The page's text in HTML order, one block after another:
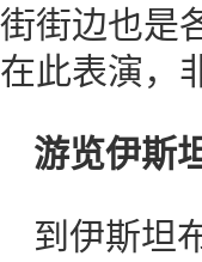
街街边也是
在此表演，
游览伊斯
到伊斯坦